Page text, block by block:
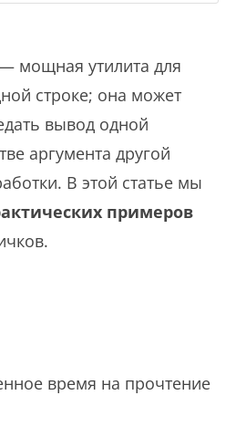
мощная утилита для
строке; она может
вывод одной
аргумента другой
В этой статье мы
примеров
время на прочтение